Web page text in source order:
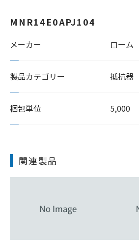
MNR14E0APJ104
メーカー ローム
製品カテゴリー 抵抗器
梱包単位 5,000
関連製品